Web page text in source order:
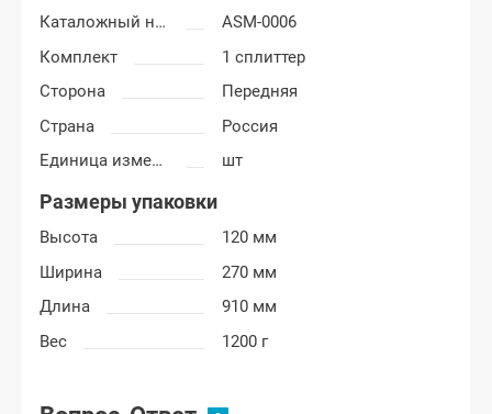
Каталожный номер
ASM-0006
Комплект
1 сплиттер
Сторона
Передняя
Страна
Россия
Единица измерения
шт
Размеры упаковки
Высота
120 мм
Ширина
270 мм
Длина
910 мм
Вес
1200 г